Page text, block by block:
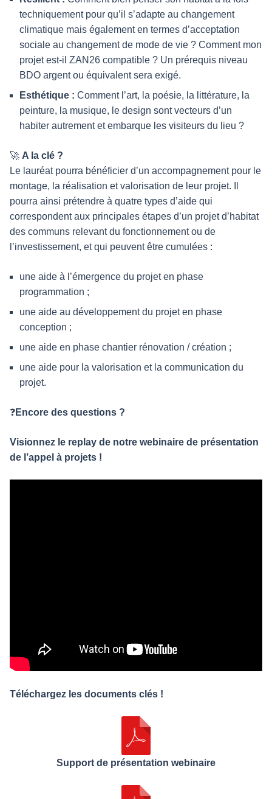
techniquement pour qu’il s’adapte au changement
climatique mais également en termes d’acceptation
sociale au changement de mode de vie ? Comment mon
projet est-il ZAN26 compatible ? Un prérequis niveau
BDO argent ou équivalent sera exigé.
Esthétique : Comment l’art, la poésie, la littérature, la
peinture, la musique, le design sont vecteurs d’un
habiter autrement et embarque les visiteurs du lieu ?
🚀 A la clé ?
Le lauréat pourra bénéficier d’un accompagnement pour le
montage, la réalisation et valorisation de leur projet. Il
pourra ainsi prétendre à quatre types d’aide qui
correspondent aux principales étapes d’un projet d’habitat
des communs relevant du fonctionnement ou de
l’investissement, et qui peuvent être cumulées :
une aide à l’émergence du projet en phase
programmation ;
une aide au développement du projet en phase
conception ;
une aide en phase chantier rénovation / création ;
une aide pour la valorisation et la communication du
projet.
❓Encore des questions ?
Visionnez le replay de notre webinaire de présentation
de l’appel à projets !
Téléchargez les documents clés !
Support de présentation webinaire